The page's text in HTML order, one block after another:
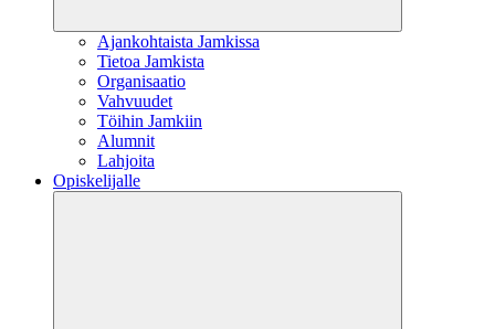
Ajankohtaista Jamkissa
Tietoa Jamkista
Organisaatio
Vahvuudet
Töihin Jamkiin
Alumnit
Lahjoita
Opiskelijalle